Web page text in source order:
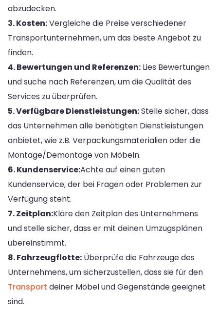
abzudecken.
3. Kosten:Vergleiche die Preise verschiedener
Transportunternehmen, um das beste Angebot zu
finden.
4. Bewertungen und Referenzen: Lies Bewertungen
und suche nach Referenzen, um die Qualität des
Services zu überprüfen.
5. Verfügbare Dienstleistungen:Stelle sicher, dass
das Unternehmen alle benötigten Dienstleistungen
anbietet, wie z.B. Verpackungsmaterialien oder die
Montage/Demontage von Möbeln.
6. Kundenservice:Achte auf einen guten
Kundenservice, der bei Fragen oder Problemen zur
Verfügung steht.
7. Zeitplan:Kläre den Zeitplan des Unternehmens
und stelle sicher, dass er mit deinen Umzugsplänen
übereinstimmt.
8. Fahrzeugflotte: Überprüfe die Fahrzeuge des
Unternehmens, um sicherzustellen, dass sie für den
Transport deiner Möbel und Gegenstände geeignet
sind.